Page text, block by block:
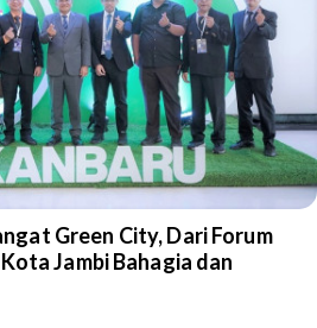
Green City, Dari Forum
Jambi Bahagia dan